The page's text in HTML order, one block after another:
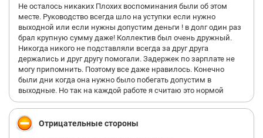
Не осталось никаких Плохих воспоминания были об этом
месте. Руководство всегда шло на уступки если нужно
выходной или если нужны допустим деньги ! в долг один раз
брал крупную сумму даже! Коллектив был очень дружный.
Никогда никого не подставляли всегда за друг друга
держались и друг другу помогали. Задержек по зарплате не
могу припомнить. Поэтому все даже нравилось. Конечно
были дни когда она нужно было побегать допустим в
выходные. Но так на каждой работе я считаю это нормой
Отрицательные стороны